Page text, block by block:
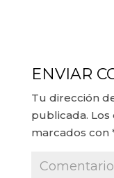
ENVIAR
Tu dirección
publicada. Los
marcados con